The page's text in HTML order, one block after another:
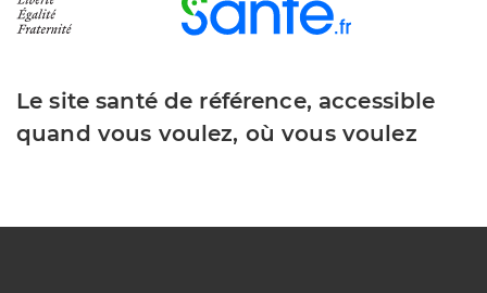
Le site santé de référence, accessible
quand vous voulez, où vous voulez